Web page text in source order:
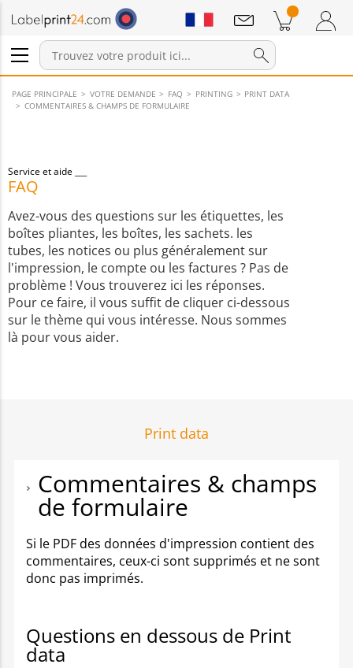
Connexion / Inscription
Produits dans le panier
Annonces
PAGE PRINCIPALE VOTRE DEMANDE FAQ PRINTING
PRINT DATA
COMMENTAIRES & CHAMPS DE FORMULAIRE
Service et aide
FAQ
Avez-vous des questions sur les étiquettes, les
boîtes pliantes, les boîtes, les sachets. les
tubes, les notices ou plus généralement sur
l'impression, le compte ou les factures ? Pas de
problème ! Vous trouverez ici les réponses.
Pour ce faire, il vous suffit de cliquer ci-dessous
sur le thème qui vous intéresse. Nous sommes
là pour vous aider.
Print data
Commentaires & champs
de formulaire
Si le PDF des données d'impression contient des
commentaires, ceux-ci sont supprimés et ne sont
donc pas imprimés.
Questions en dessous de Print
data